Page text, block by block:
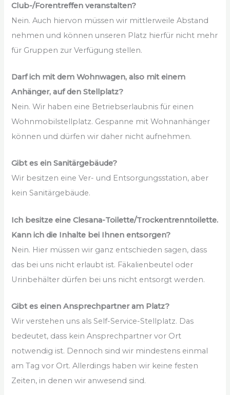
Club-/Forentreffen veranstalten?
Nein. Auch hiervon müssen wir mittlerweile Abstand
nehmen und können unseren Platz hierfür nicht mehr
für Gruppen zur Verfügung stellen.
Darf ich mit dem Wohnwagen, also mit einem
Anhänger, auf den Stellplatz?
Nein. Wir haben eine Betriebserlaubnis für einen
Wohnmobilstellplatz. Gespanne mit Wohnanhänger
können und dürfen wir daher nicht aufnehmen.
Gibt es ein Sanitärgebäude?
Wir besitzen eine Ver- und Entsorgungsstation, aber
kein Sanitärgebäude.
Ich besitze eine Clesana-Toilette/Trockentrenntoilette.
Kann ich die Inhalte bei Ihnen entsorgen?
Nein. Hier müssen wir ganz entschieden sagen, dass
das bei uns nicht erlaubt ist. Fäkalienbeutel oder
Urinbehälter dürfen bei uns nicht entsorgt werden.
Gibt es einen Ansprechpartner am Platz?
Wir verstehen uns als Self-Service-Stellplatz. Das
bedeutet, dass kein Ansprechpartner vor Ort
notwendig ist. Dennoch sind wir mindestens einmal
am Tag vor Ort. Allerdings haben wir keine festen
Zeiten, in denen wir anwesend sind.